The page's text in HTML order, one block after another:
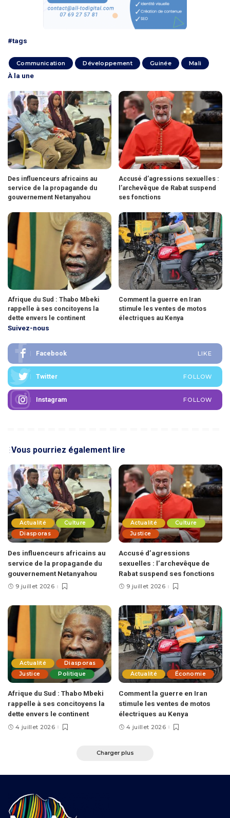
#tags
Communication Développement Guinée Mali
À la une
Des influenceurs africains au
service de la propagande du
gouvernement Netanyahou
Accusé d’agressions sexuelles :
l’archevêque de Rabat suspend
ses fonctions
Afrique du Sud : Thabo Mbeki
rappelle à ses concitoyens la
dette envers le continent
Comment la guerre en Iran
stimule les ventes de motos
électriques au Kenya
Suivez-nous
Facebook LIKE
Twitter FOLLOW
Instagram FOLLOW
Vous pourriez également lire
Actualité
Culture
Diasporas
Des influenceurs africains au
service de la propagande du
gouvernement Netanyahou
9 juillet 2026
Actualité
Culture
Justice
Accusé d’agressions
sexuelles : l’archevêque de
Rabat suspend ses fonctions
9 juillet 2026
Actualité
Diasporas
Justice
Politique
Afrique du Sud : Thabo Mbeki
rappelle à ses concitoyens la
dette envers le continent
4 juillet 2026
Actualité Économie
Comment la guerre en Iran
stimule les ventes de motos
électriques au Kenya
4 juillet 2026
Charger plus